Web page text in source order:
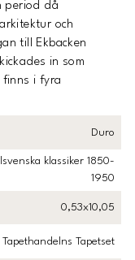
period då
och
till Ekbacken
in som
finns i fyra
Duro
klassiker 1850-
1950
0,53x10,05
Tapethandelns Tapetset